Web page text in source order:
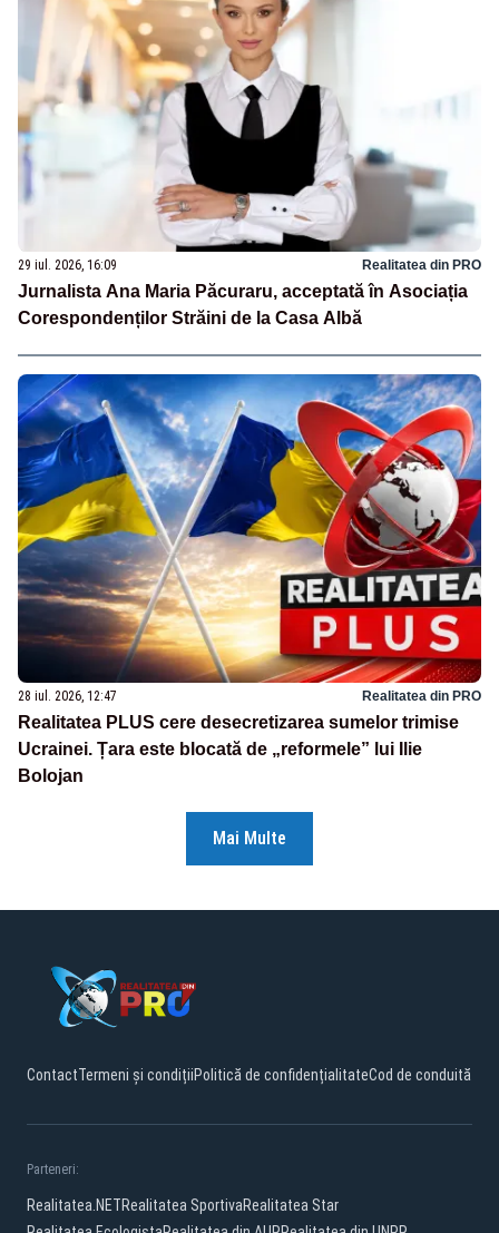
29 iul. 2026, 16:09 Realitatea din PRO
Jurnalista Ana Maria Păcuraru, acceptată în Asociația
Corespondenților Străini de la Casa Albă
28 iul. 2026, 12:47 Realitatea din PRO
Realitatea PLUS cere desecretizarea sumelor trimise
Ucrainei. Țara este blocată de „reformele” lui Ilie
Bolojan
Mai Multe
ContactTermeni și condițiiPolitică de confidențialitateCod de conduită
Parteneri:
Realitatea.NETRealitatea SportivaRealitatea Star